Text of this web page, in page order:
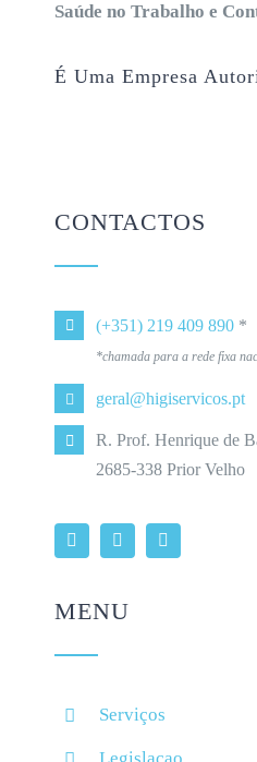
Saúde no Trabalho e
É Uma Empresa
CONTACTOS
(+351) 219 409 890 *
*chamada para a rede fixa
geral@higiservicos.pt
R. Prof. Henrique de
2685-338 Prior Velho
MENU
Serviços